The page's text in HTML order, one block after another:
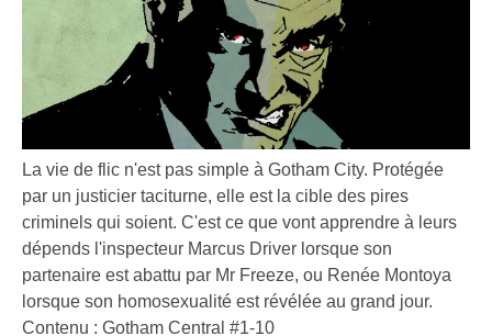
La vie de flic n'est pas simple à Gotham City. Protégée
par un justicier taciturne, elle est la cible des pires
criminels qui soient. C'est ce que vont apprendre à leurs
dépends l'inspecteur Marcus Driver lorsque son
partenaire est abattu par Mr Freeze, ou Renée Montoya
lorsque son homosexualité est révélée au grand jour.
Contenu : Gotham Central #1-10